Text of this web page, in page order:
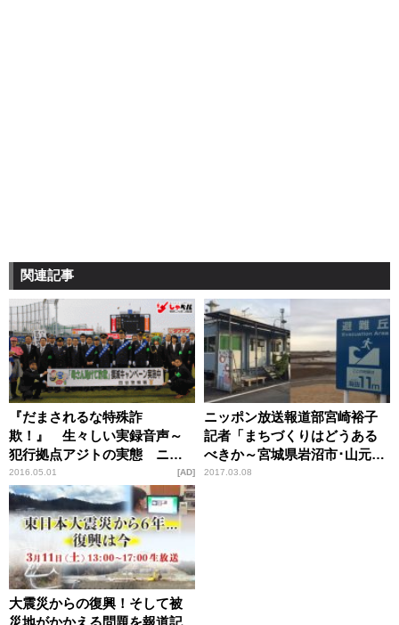
関連記事
『だまされるな特殊詐
欺！』 生々しい実録音声～
犯行拠点アジトの実態 ニッ
ポン放送報道部記者 宮崎裕
子レポート
2016.05.01 AD
ニッポン放送報道部宮崎裕子
記者「まちづくりはどうある
べきか～宮城県岩沼市･山元町
取材記～」【ひでたけのやじ
2017.03.08
大震災からの復興！そして被